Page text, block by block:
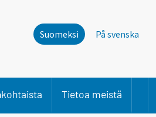
Suomeksi På svenska
Tietoa meistä